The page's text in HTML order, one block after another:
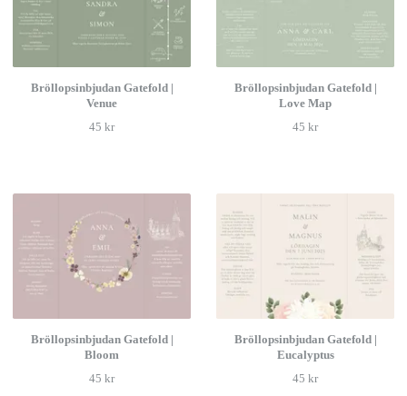
Bröllopsinbjudan Gatefold |
Venue
45 kr
Bröllopsinbjudan Gatefold |
Love Map
45 kr
Bröllopsinbjudan Gatefold |
Bloom
45 kr
Bröllopsinbjudan Gatefold |
Eucalyptus
45 kr